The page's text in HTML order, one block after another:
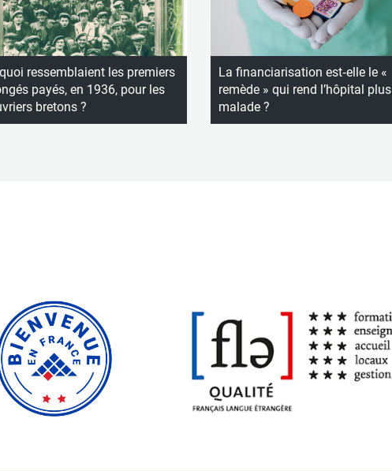
ressemblaient les premiers
payés, en 1936, pour les
bretons ?
La financiarisation est‑elle le «
remède » qui rend l’hôpital plus
malade ?